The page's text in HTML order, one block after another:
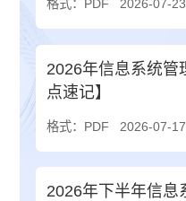
格式：PDF 2026-07-
2026年信息系统管
点速记】
格式：PDF 2026-07-
2026年下半年信息